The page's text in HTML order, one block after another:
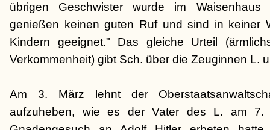
übrigen Geschwister wurde im Waisenhaus
genießen keinen guten Ruf und sind in keiner
Kindern geeignet." Das gleiche Urteil
Verkommenheit) gibt Sch. über die Zeuginnen L.
Am 3. März lehnt der
aufzuheben, wie es der Vater des L. am 7.